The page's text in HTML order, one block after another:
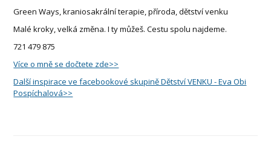
Green Ways, kraniosakrální terapie, příroda, dětství venku
Malé kroky, velká změna. I ty můžeš. Cestu spolu najdeme.
721 479 875
Více o mně se dočtete zde>>
Další inspirace ve facebookové skupině Dětství VENKU - Eva Obi
Pospíchalová>>